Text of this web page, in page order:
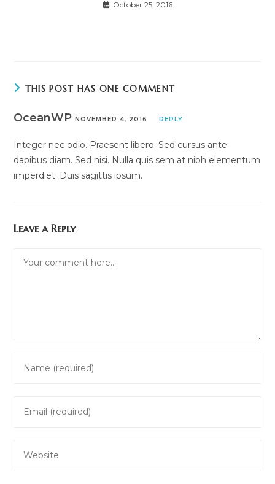
October 25, 2016
THIS POST HAS ONE COMMENT
OceanWPNOVEMBER 4, 2016 REPLY
Integer nec odio. Praesent libero. Sed cursus ante
dapibus diam. Sed nisi. Nulla quis sem at nibh elementum
imperdiet. Duis sagittis ipsum.
Leave a Reply
your
comment
your
address
your